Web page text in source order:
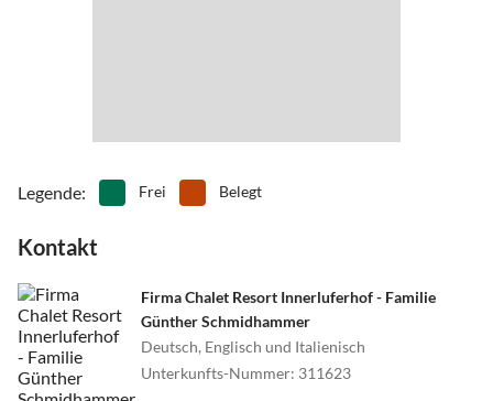
Legende: Frei Belegt
Kontakt
Firma Chalet Resort Innerluferhof - Familie
Günther Schmidhammer
Deutsch, Englisch und Italienisch
Unterkunfts-Nummer: 311623